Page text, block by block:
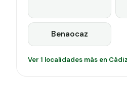
Benaocaz
Ver 1 localidades más en Cádiz